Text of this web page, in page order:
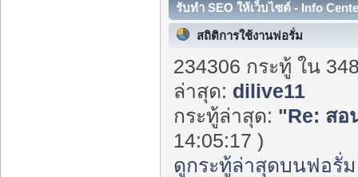
รับทำ SEO ให้เว็บไซต์ - Info
สถิติการใช้งานฟอรั่ม
234306 กระทู้ ใน
ล่าสุด: dilive11
กระทู้ล่าสุด: "Re: สอ
14:05:17 )
ดูกระทู้ล่าสุดบนฟอรั่ม